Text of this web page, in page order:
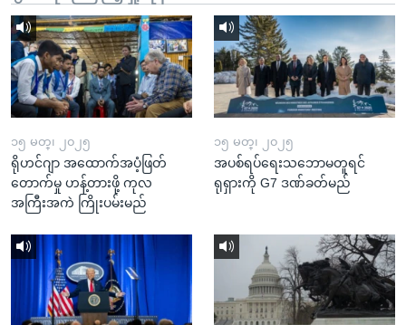
၁၅ မတ္၊ ၂၀၂၅
ရိုဟင်ဂျာ အထောက်အပံ့ဖြတ်
တောက်မှု ဟန့်တားဖို့ ကုလ
အကြီးအကဲ ကြိုးပမ်းမည်
၁၅ မတ္၊ ၂၀၂၅
အပစ်ရပ်ရေးသဘောမတူရင်
ရုရှားကို G7 ဒဏ်ခတ်မည်